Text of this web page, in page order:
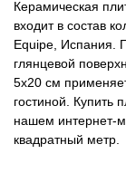
Керамическая
входит в состав
Equipe, Испания.
глянцевой
5x20 см
гостиной. Купить
нашем интернет-
квадратный метр.